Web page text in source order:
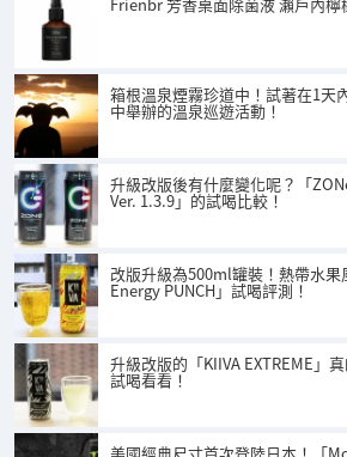
Frienbr 芳香桌面除菌液 瀨戶內檸
箱根溫泉煙霧珍道中！試著在1天
中舉辦的溫泉巡遊活動！
升級改版後有什麼變化呢？「
Ver. 1.3.9」的試喝比較！
改版升級為500ml罐裝！熱帶水果
Energy PUNCH」試喝評測！
升級改版的「KIIVA EXTREME」
試喝看看！